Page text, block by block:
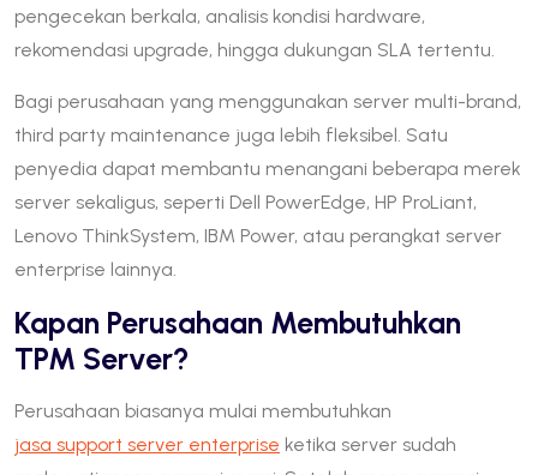
pengecekan berkala, analisis kondisi hardware,
rekomendasi upgrade, hingga dukungan SLA tertentu.
Bagi perusahaan yang menggunakan server multi-brand,
third party maintenance juga lebih fleksibel. Satu
penyedia dapat membantu menangani beberapa merek
server sekaligus, seperti Dell PowerEdge, HP ProLiant,
Lenovo ThinkSystem, IBM Power, atau perangkat server
enterprise lainnya.
Kapan Perusahaan Membutuhkan
TPM Server?
Perusahaan biasanya mulai membutuhkan
jasa support server enterprise ketika server sudah